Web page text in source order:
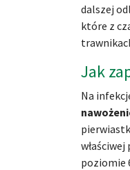
dalszej
które z
Jak
Na
poziomie